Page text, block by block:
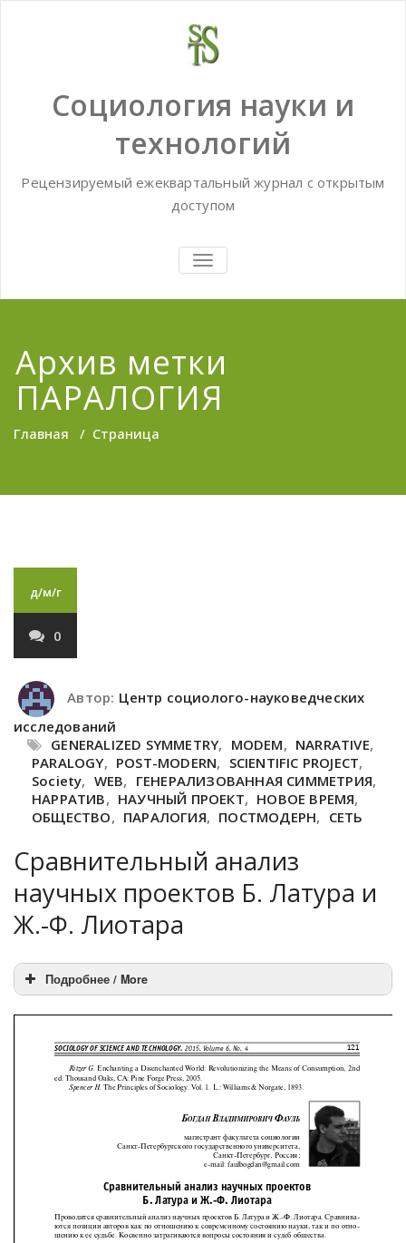
Социология науки и
технологий
Рецензируемый ежеквартальный журнал с открытым
доступом
TOGGLE
NAVIGATION
Архив метки
ПАРАЛОГИЯ
Главная / Страница
д/м/г
0
Автор: Центр социолого-науковедческих
исследований
GENERALIZED SYMMETRY, MODEM, NARRATIVE,
PARALOGY, POST-MODERN, SCIENTIFIC PROJECT,
Society, WEB, ГЕНЕРАЛИЗОВАННАЯ СИММЕТРИЯ,
НАРРАТИВ, НАУЧНЫЙ ПРОЕКТ, НОВОЕ ВРЕМЯ,
ОБЩЕСТВО, ПАРАЛОГИЯ, ПОСТМОДЕРН, СЕТЬ
Сравнительный анализ
научных проектов Б. Латура и
Ж.-Ф. Лиотара
Подробнее / More